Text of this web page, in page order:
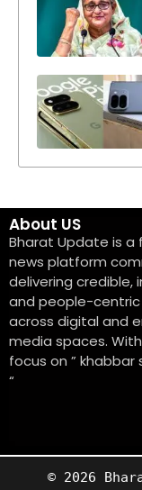
About US
Bharat Update is
news platform
delivering credible,
and people-centric
across digital and
media spaces.
focus on ” khabbar
“
© 2026